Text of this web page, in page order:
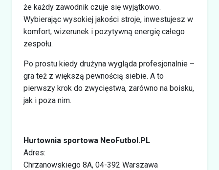
że każdy zawodnik czuje się wyjątkowo.
Wybierając wysokiej jakości stroje, inwestujesz w
komfort, wizerunek i pozytywną energię całego
zespołu.
Po prostu kiedy drużyna wygląda profesjonalnie –
gra też z większą pewnością siebie. A to
pierwszy krok do zwycięstwa, zarówno na boisku,
jak i poza nim.
Hurtownia sportowa NeoFutbol.PL
Adres:
Chrzanowskiego 8A, 04-392 Warszawa